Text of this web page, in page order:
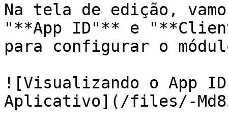
Na tela de edição,
"**App ID"** e
para configurar o
![Visualizando o App
Aplicativo](/files/-